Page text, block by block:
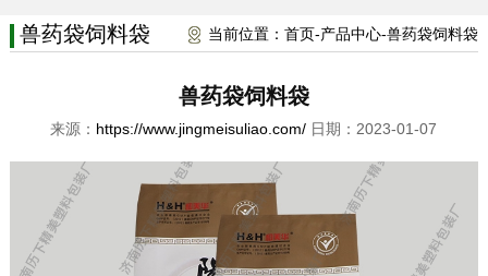
兽药袋饲料袋 当前位置：首页-产品中心-兽药袋饲料袋
兽药袋饲料袋
来源： https://www.jingmeisuliao.com/ 日期：2023-01-07